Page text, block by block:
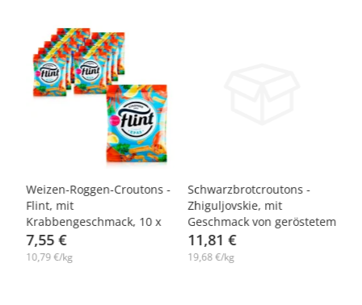
-7%
Weizen-Roggen-Croutons -
Flint, mit
Krabbengeschmack, 10 х
70 g
7,55 €
10,79 €/kg
-7%
Schwarzbrotcroutons -
Zhiguljovskie, mit
Geschmack von geröstetem
Knoblauch, 12 х 50 g
11,81 €
19,68 €/kg